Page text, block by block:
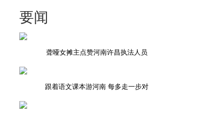
要闻
聋哑女摊主点赞河南许昌执法人员
跟着语文课本游河南 每多走一步对